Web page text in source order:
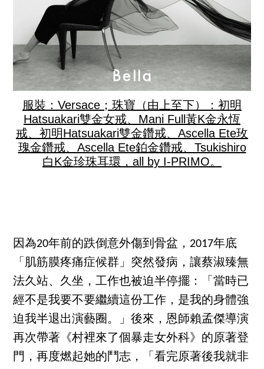
服裝：Versace；珠寶（由上至下）：初明
Hatsuakari雙金女戒、Mani Full黃K金永恆
戒、初明Hatsuakari雙金鑽戒、Ascella Ete玫
瑰金鑽戒、Ascella Ete鉑金鑽戒、Tsukishiro
白K金珍珠耳環，all by I-PRIMO。
因為20年前的跌倒意外傷到骨盆，2017年底
「肌筋膜疼痛症候群」突然發病，讓蔡淑臻無
法久站、久坐，工作也被迫半停擺：「當時已
經不是我要不要繼續這份工作，是我的身體強
迫我半退出演藝圈。」後來，恩師賴孟傑導演
再次帶著《村裡來了個暴走女外科》的原著登
門，再度燃起她的鬥志，「看完原著後我就非